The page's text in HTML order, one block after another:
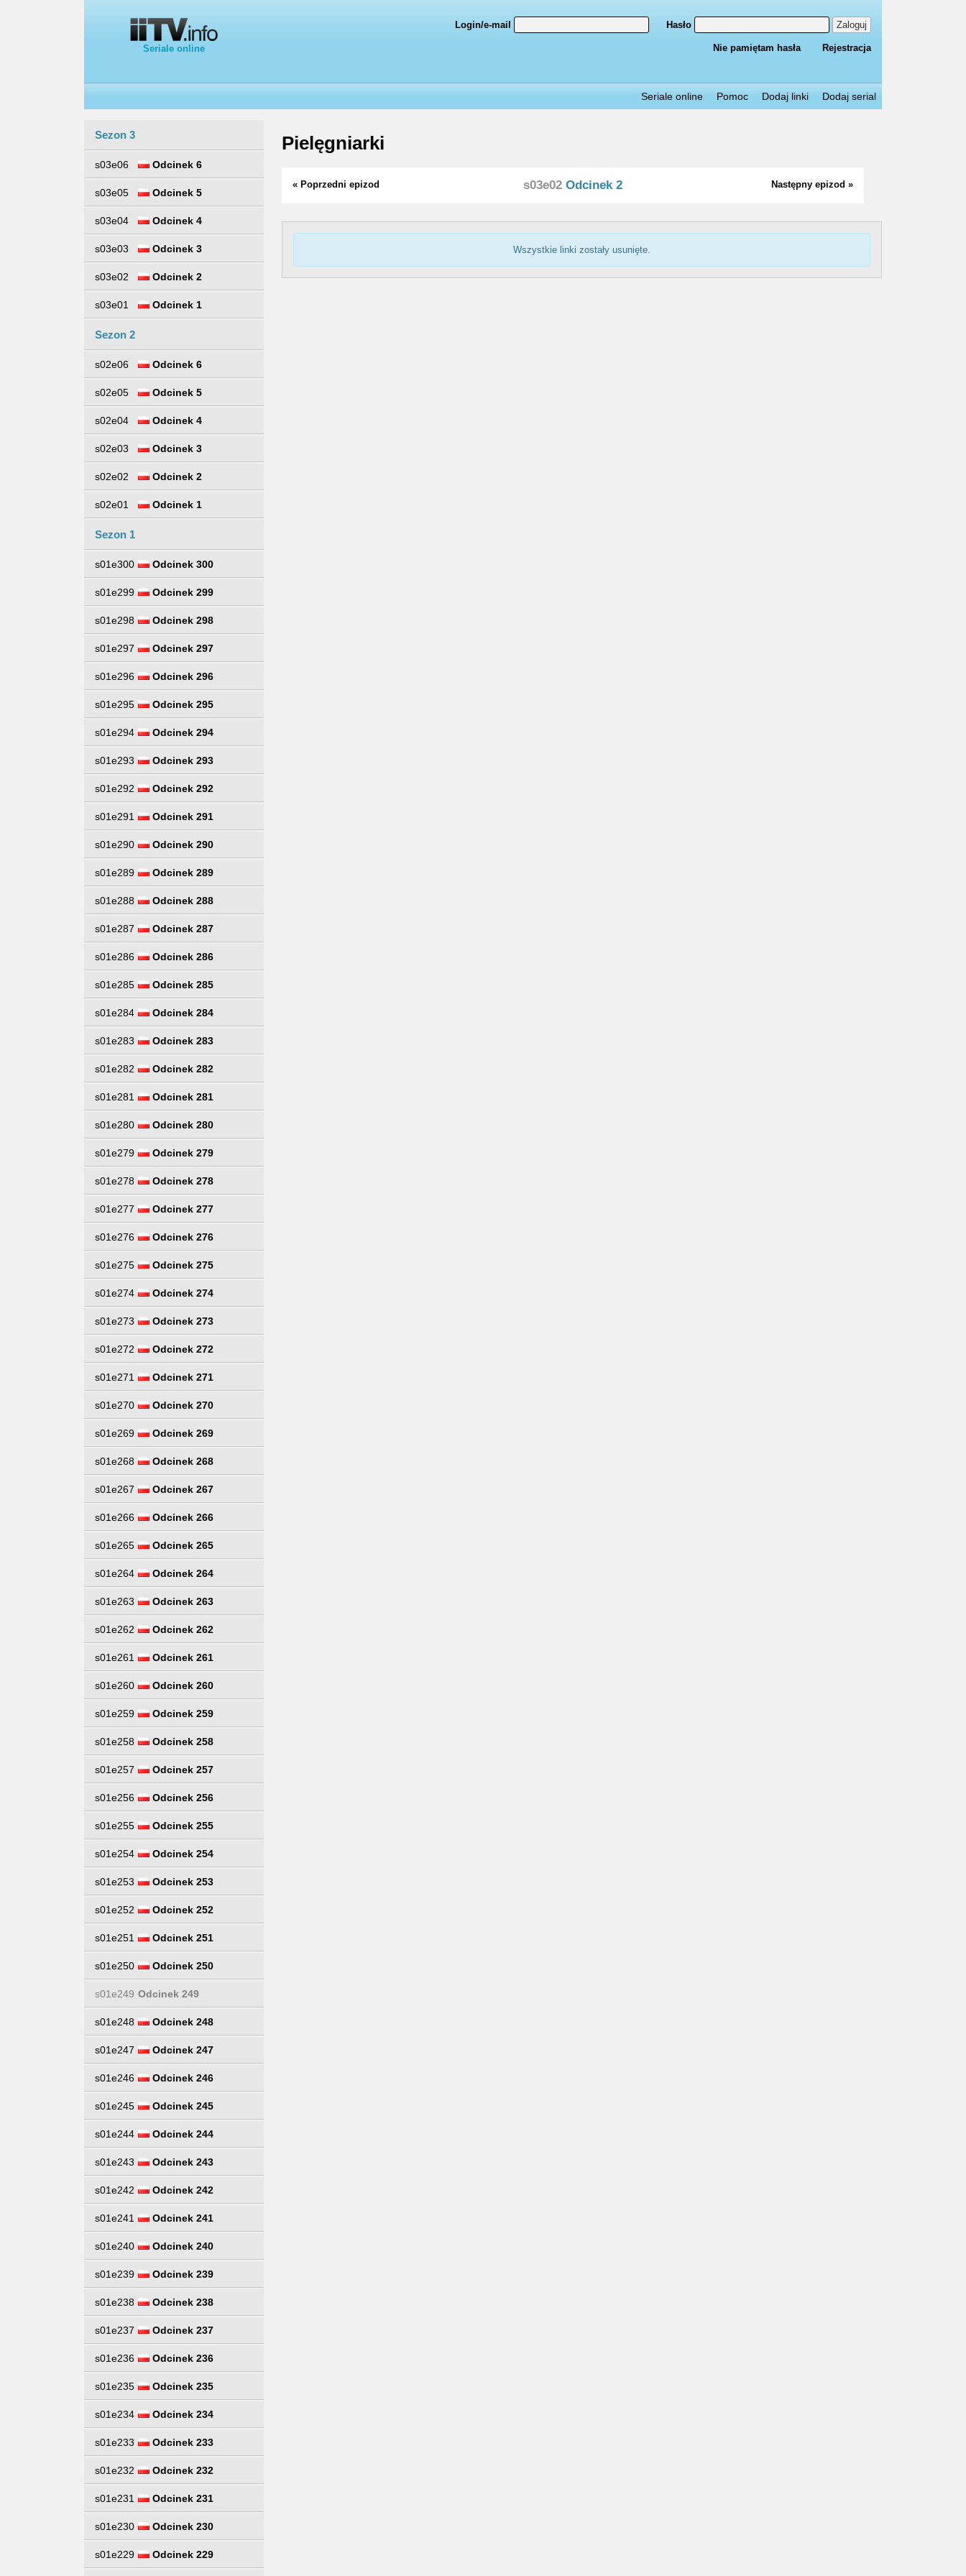
Seriale online
Login/e-mail Hasło Zaloguj
Nie pamiętam hasła Rejestracja
Seriale online Pomoc Dodaj linki Dodaj serial
Sezon 3
s03e06 Odcinek 6
s03e05 Odcinek 5
s03e04 Odcinek 4
s03e03 Odcinek 3
s03e02 Odcinek 2
s03e01 Odcinek 1
Sezon 2
s02e06 Odcinek 6
s02e05 Odcinek 5
s02e04 Odcinek 4
s02e03 Odcinek 3
s02e02 Odcinek 2
s02e01 Odcinek 1
Sezon 1
s01e300 Odcinek 300
s01e299 Odcinek 299
s01e298 Odcinek 298
s01e297 Odcinek 297
s01e296 Odcinek 296
s01e295 Odcinek 295
s01e294 Odcinek 294
s01e293 Odcinek 293
s01e292 Odcinek 292
s01e291 Odcinek 291
s01e290 Odcinek 290
s01e289 Odcinek 289
s01e288 Odcinek 288
s01e287 Odcinek 287
s01e286 Odcinek 286
s01e285 Odcinek 285
s01e284 Odcinek 284
s01e283 Odcinek 283
s01e282 Odcinek 282
s01e281 Odcinek 281
s01e280 Odcinek 280
s01e279 Odcinek 279
s01e278 Odcinek 278
s01e277 Odcinek 277
s01e276 Odcinek 276
s01e275 Odcinek 275
s01e274 Odcinek 274
s01e273 Odcinek 273
s01e272 Odcinek 272
s01e271 Odcinek 271
s01e270 Odcinek 270
s01e269 Odcinek 269
s01e268 Odcinek 268
s01e267 Odcinek 267
s01e266 Odcinek 266
s01e265 Odcinek 265
s01e264 Odcinek 264
s01e263 Odcinek 263
s01e262 Odcinek 262
s01e261 Odcinek 261
s01e260 Odcinek 260
s01e259 Odcinek 259
s01e258 Odcinek 258
s01e257 Odcinek 257
s01e256 Odcinek 256
s01e255 Odcinek 255
s01e254 Odcinek 254
s01e253 Odcinek 253
s01e252 Odcinek 252
s01e251 Odcinek 251
s01e250 Odcinek 250
s01e249 Odcinek 249
s01e248 Odcinek 248
s01e247 Odcinek 247
s01e246 Odcinek 246
s01e245 Odcinek 245
s01e244 Odcinek 244
s01e243 Odcinek 243
s01e242 Odcinek 242
s01e241 Odcinek 241
s01e240 Odcinek 240
s01e239 Odcinek 239
s01e238 Odcinek 238
s01e237 Odcinek 237
s01e236 Odcinek 236
s01e235 Odcinek 235
s01e234 Odcinek 234
s01e233 Odcinek 233
s01e232 Odcinek 232
s01e231 Odcinek 231
s01e230 Odcinek 230
s01e229 Odcinek 229
Pielęgniarki
« Poprzedni epizod Następny epizod »
s03e02 Odcinek 2
Wszystkie linki zostały usunięte.